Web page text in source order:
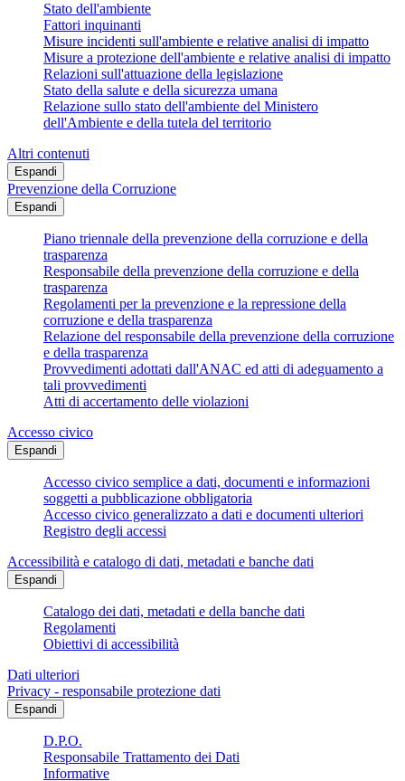
Stato dell'ambiente
Fattori inquinanti
Misure incidenti sull'ambiente e relative analisi di impatto
Misure a protezione dell'ambiente e relative analisi di impatto
Relazioni sull'attuazione della legislazione
Stato della salute e della sicurezza umana
Relazione sullo stato dell'ambiente del Ministero
dell'Ambiente e della tutela del territorio
Altri contenuti
Espandi
Prevenzione della Corruzione
Espandi
Piano triennale della prevenzione della corruzione e della
trasparenza
Responsabile della prevenzione della corruzione e della
trasparenza
Regolamenti per la prevenzione e la repressione della
corruzione e della trasparenza
Relazione del responsabile della prevenzione della corruzione
e della trasparenza
Provvedimenti adottati dall'ANAC ed atti di adeguamento a
tali provvedimenti
Atti di accertamento delle violazioni
Accesso civico
Espandi
Accesso civico semplice a dati, documenti e informazioni
soggetti a pubblicazione obbligatoria
Accesso civico generalizzato a dati e documenti ulteriori
Registro degli accessi
Accessibilità e catalogo di dati, metadati e banche dati
Espandi
Catalogo dei dati, metadati e della banche dati
Regolamenti
Obiettivi di accessibilità
Dati ulteriori
Privacy - responsabile protezione dati
Espandi
D.P.O.
Responsabile Trattamento dei Dati
Informative